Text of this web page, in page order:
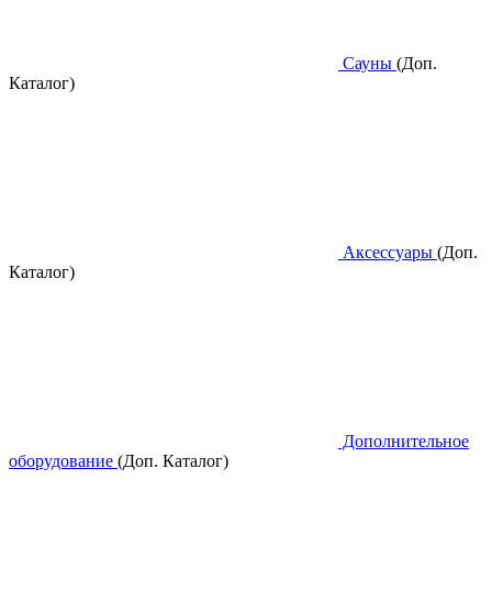
Сауны (Доп.
Каталог)
Аксессуары (Доп.
Каталог)
Дополнительное
оборудование (Доп. Каталог)